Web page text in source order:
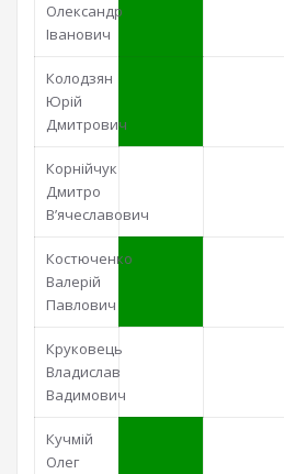
Олександр
Іванович
Колодзян
Юрій
Дмитрович
Корнійчук
Дмитро
В’ячеславович
Костюченко
Валерій
Павлович
Круковець
Владислав
Вадимович
Кучмій
Олег